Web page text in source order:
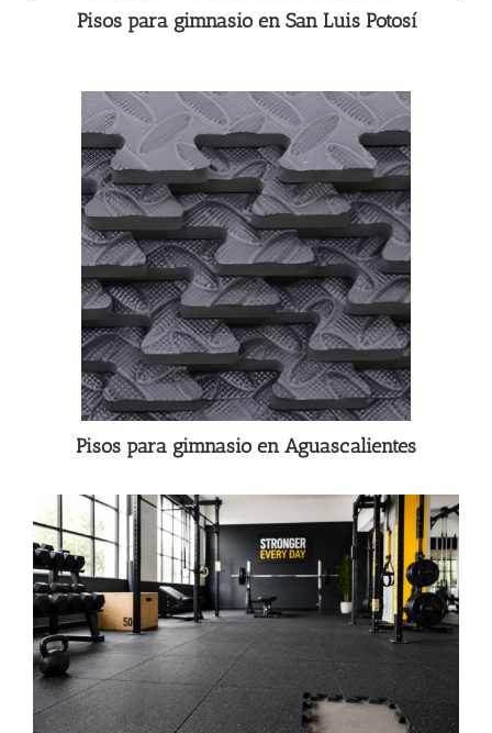
Pisos para gimnasio en San Luis Potosí
Pisos para gimnasio en Aguascalientes